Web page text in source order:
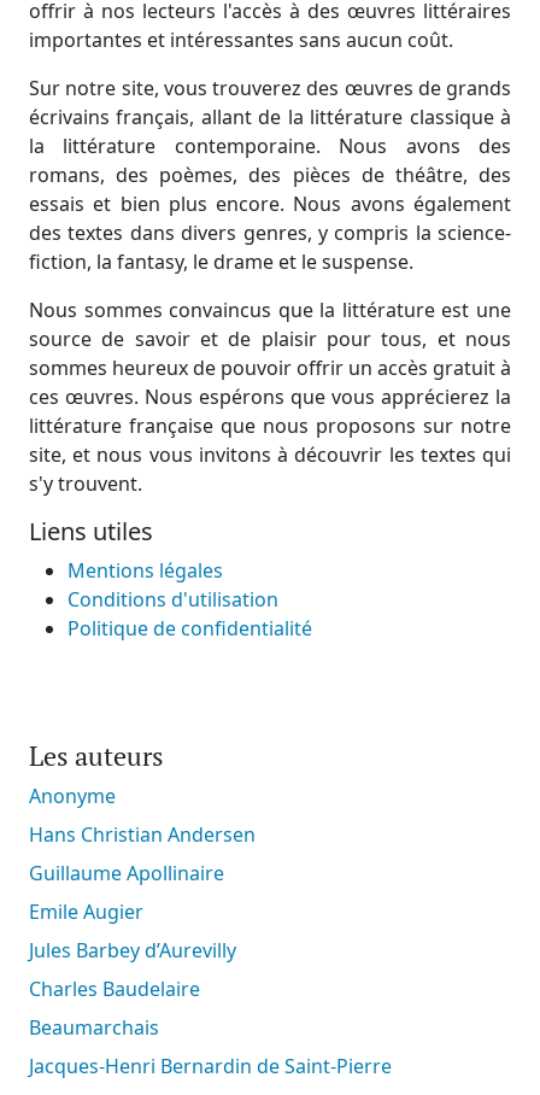
offrir à nos lecteurs l'accès à des œuvres littéraires
importantes et intéressantes sans aucun coût.
Sur notre site, vous trouverez des œuvres de grands
écrivains français, allant de la littérature classique à
la littérature contemporaine. Nous avons des
romans, des poèmes, des pièces de théâtre, des
essais et bien plus encore. Nous avons également
des textes dans divers genres, y compris la science-
fiction, la fantasy, le drame et le suspense.
Nous sommes convaincus que la littérature est une
source de savoir et de plaisir pour tous, et nous
sommes heureux de pouvoir offrir un accès gratuit à
ces œuvres. Nous espérons que vous apprécierez la
littérature française que nous proposons sur notre
site, et nous vous invitons à découvrir les textes qui
s'y trouvent.
Liens utiles
Mentions légales
Conditions d'utilisation
Politique de confidentialité
Les auteurs
Anonyme
Hans Christian Andersen
Guillaume Apollinaire
Emile Augier
Jules Barbey d’Aurevilly
Charles Baudelaire
Beaumarchais
Jacques-Henri Bernardin de Saint-Pierre